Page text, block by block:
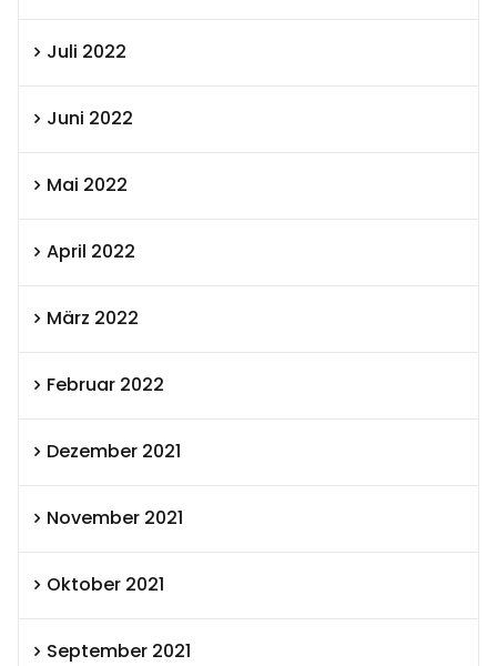
Juli 2022
Juni 2022
Mai 2022
April 2022
März 2022
Februar 2022
Dezember 2021
November 2021
Oktober 2021
September 2021